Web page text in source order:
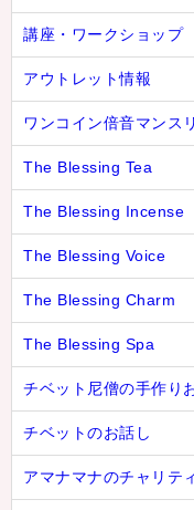
講座・ワークショップ
アウトレット情報
ワンコイン倍音マンス
The Blessing Tea
The Blessing Incense
The Blessing Voice
The Blessing Charm
The Blessing Spa
チベット尼僧の手作り
チベットのお話し
アマナマナのチャリティ